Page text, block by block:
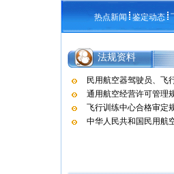
热点新闻 鉴定动态
法规资料
民用航空器驾驶员、飞
通用航空经营许可管理
飞行训练中心合格审定
中华人民共和国民用航